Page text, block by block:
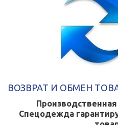
ВОЗВРАТ И ОБМЕН
Производственная
Спецодежда